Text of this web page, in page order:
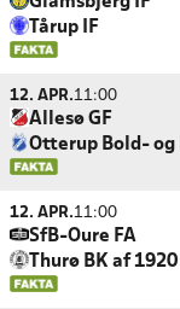
Tårup IF
12. APR.11:00
Allesø GF
Otterup Bold-
12. APR.11:00
SfB-Oure FA
Thurø BK af 1920